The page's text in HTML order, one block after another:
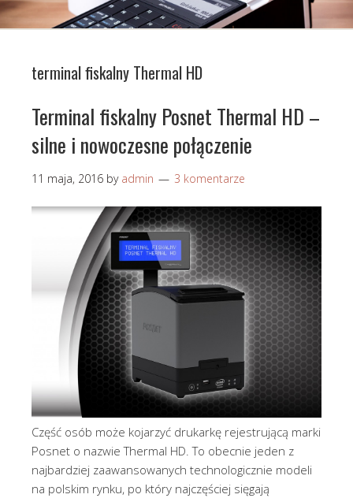
terminal fiskalny Thermal HD
Terminal fiskalny Posnet Thermal HD –
silne i nowoczesne połączenie
11 maja, 2016 by admin 3 komentarze
Część osób może kojarzyć drukarkę rejestrującą marki
Posnet o nazwie Thermal HD. To obecnie jeden z
najbardziej zaawansowanych technologicznie modeli
na polskim rynku, po który najczęściej sięgają